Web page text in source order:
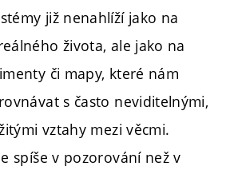
již nenahlíží jako na
života, ale jako na
či mapy, které nám
s často neviditelnými,
vztahy mezi věcmi.
spíše v pozorování než v